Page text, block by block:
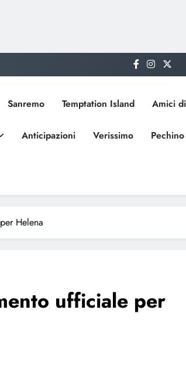
Sanremo Temptation Island Amici
Anticipazioni Verissimo
Helena
ufficiale per